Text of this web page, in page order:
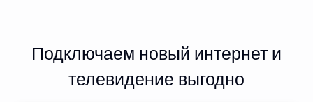
Подключаем новый интернет и
телевидение выгодно